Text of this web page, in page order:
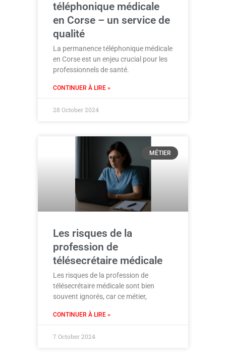
téléphonique médicale
en Corse – un service de
qualité
La permanence téléphonique médicale
en Corse est un enjeu crucial pour les
professionnels de santé.
CONTINUER À LIRE »
28 October 2024
MÉTIER
Les risques de la
profession de
télésecrétaire médicale
Les risques de la profession de
télésecrétaire médicale sont bien
souvent ignorés, car ce métier,
CONTINUER À LIRE »
7 October 2024